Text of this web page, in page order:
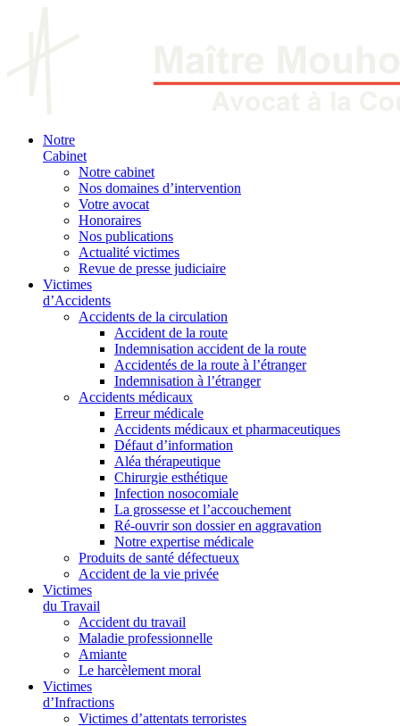
Notre
Cabinet
Notre cabinet
Nos domaines d’intervention
Votre avocat
Honoraires
Nos publications
Actualité victimes
Revue de presse judiciaire
Victimes
d’Accidents
Accidents de la circulation
Accident de la route
Indemnisation accident de la route
Accidentés de la route à l’étranger
Indemnisation à l’étranger
Accidents médicaux
Erreur médicale
Accidents médicaux et pharmaceutiques
Défaut d’information
Aléa thérapeutique
Chirurgie esthétique
Infection nosocomiale
La grossesse et l’accouchement
Ré-ouvrir son dossier en aggravation
Notre expertise médicale
Produits de santé défectueux
Accident de la vie privée
Victimes
du Travail
Accident du travail
Maladie professionnelle
Amiante
Le harcèlement moral
Victimes
d’Infractions
Victimes d’attentats terroristes